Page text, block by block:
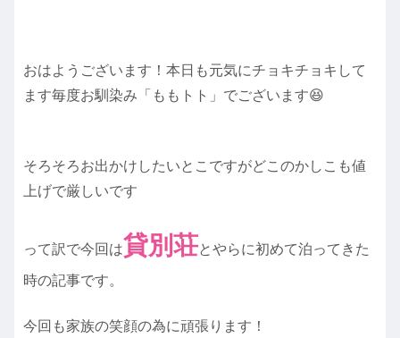
おはようございます！本日も元気にチョキチョキして
ます毎度お馴染み「ももトト」でございます😆
そろそろお出かけしたいとこですがどこのかしこも値
上げで厳しいです
って訳で今回は貸別荘とやらに初めて泊ってきた
時の記事です。
今回も家族の笑顔の為に頑張ります！